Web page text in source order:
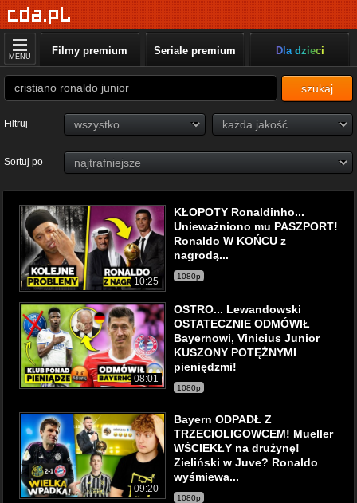
MENU Filmy premium Seriale premium Dla dzieci
szukaj
Filtruj
Sortuj po
10:25
KŁOPOTY Ronaldinho...
Unieważniono mu PASZPORT!
Ronaldo W KOŃCU z
nagrodą...
1080p
08:01
OSTRO... Lewandowski
OSTATECZNIE ODMÓWIŁ
Bayernowi, Vinicius Junior
KUSZONY POTĘŻNYMI
pieniędzmi!
1080p
09:20
Bayern ODPADŁ Z
TRZECIOLIGOWCEM! Mueller
WŚCIEKŁY na drużynę!
Zieliński w Juve? Ronaldo
wyśmiewa...
1080p